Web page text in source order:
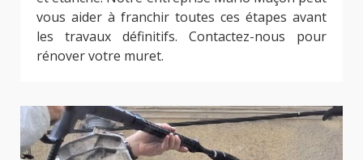
vous aider à franchir toutes ces étapes avant
les travaux définitifs. Contactez-nous pour
rénover votre muret.